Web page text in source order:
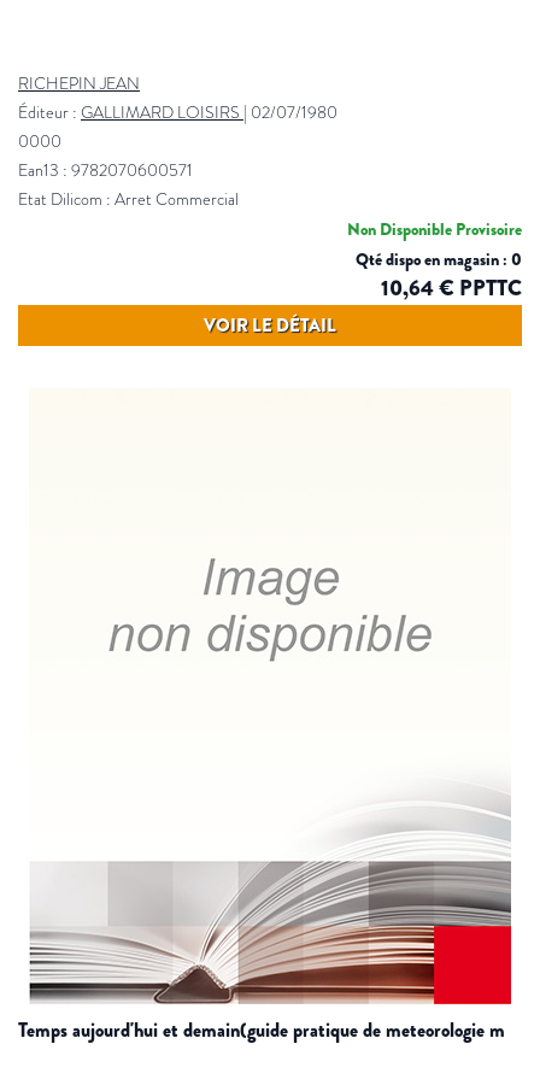
RICHEPIN JEAN
Éditeur : GALLIMARD LOISIRS | 02/07/1980
0000
Ean13 : 9782070600571
Etat Dilicom : Arret Commercial
Non Disponible Provisoire
Qté dispo en magasin : 0
10,64 € PPTTC
VOIR LE DÉTAIL
temps aujourd'hui et demain(guide pratique de meteorologie m